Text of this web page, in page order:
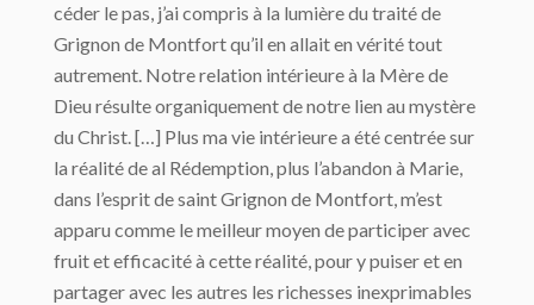
céder le pas, j’ai compris à la lumière du traité de
Grignon de Montfort qu’il en allait en vérité tout
autrement. Notre relation intérieure à la Mère de
Dieu résulte organiquement de notre lien au mystère
du Christ. […] Plus ma vie intérieure a été centrée sur
la réalité de al Rédemption, plus l’abandon à Marie,
dans l’esprit de saint Grignon de Montfort, m’est
apparu comme le meilleur moyen de participer avec
fruit et efficacité à cette réalité, pour y puiser et en
partager avec les autres les richesses inexprimables